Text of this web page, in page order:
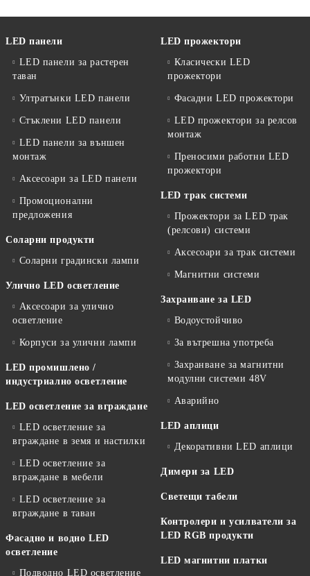
LED панели
LED панели за растерен
таван
Ултратънки LED панели
Стъклени LED панели
LED панели за външен
монтаж
Аксесоари за LED панели
Промоционални
предложения
Соларни продукти
Соларни градински лампи
Улично LED осветление
Аксесоари за улично
осветление
Корпуси за улични лампи
LED промишлено /
индустриално осветление
LED осветление за вграждане
LED осветление за
вграждане в земя и настилки
LED осветление за
вграждане в мебели
LED осветление за
вграждане в таван
Фасадно и водно LED
осветление
Подводно LED осветление
LED прожектори
Класически LED
прожектори
Фасадни LED прожектори
LED прожектори за релсов
монтаж
Преносими работни LED
прожектори
LED трак системи
Прожектори за LED трак
(релсови) системи
Аксесоари за трак системи
Магнитни системи
Захранване за LED
Водоустойчиво
За вътрешна употреба
Захранване за магнитни
модулни системи 48V
Аварийно
LED аплици
Декоративни LED аплици
Димери за LED
Светещи табели
Контролери и усилватели за
LED RGB продукти
LED магнитни платки